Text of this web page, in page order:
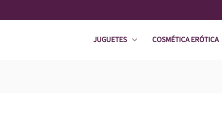
JUGUETES COSMÉTICA ERÓTICA